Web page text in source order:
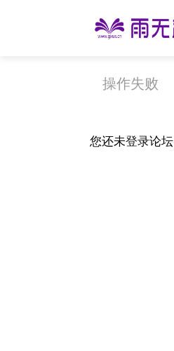
操作失败
您还未登录论坛